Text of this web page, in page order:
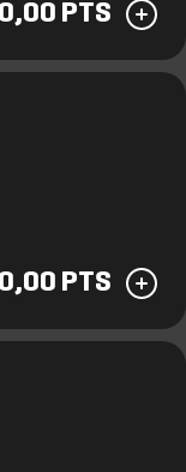
0,00 PTS
0,00 PTS